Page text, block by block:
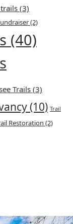
(3)
(2)
(40)
Trails(3)
(10) Trail
Restoration (2)